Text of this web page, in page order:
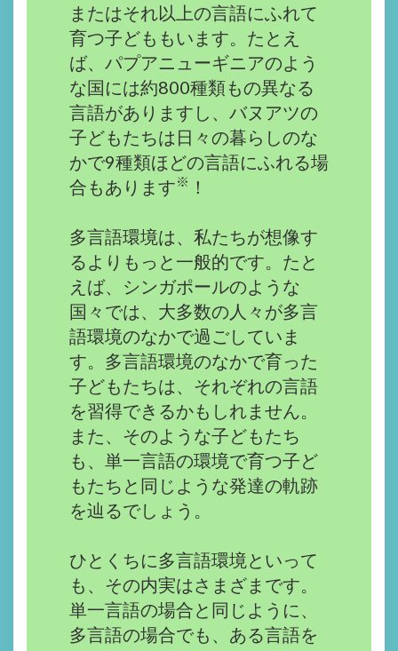
またはそれ以上の言語にふれて
育つ子どももいます。たとえ
ば、パプアニューギニアのよう
な国には約800種類もの異なる
言語がありますし、バヌアツの
子どもたちは日々の暮らしのな
かで9種類ほどの言語にふれる場
合もあります※ ！
多言語環境は、私たちが想像す
るよりもっと一般的です。たと
えば、シンガポールのような
国々では、大多数の人々が多言
語環境のなかで過ごしていま
す。多言語環境のなかで育った
子どもたちは、それぞれの言語
を習得できるかもしれません。
また、そのような子どもたち
も、単一言語の環境で育つ子ど
もたちと同じような発達の軌跡
を辿るでしょう。
ひとくちに多言語環境といって
も、その内実はさまざまです。
単一言語の場合と同じように、
多言語の場合でも、ある言語を